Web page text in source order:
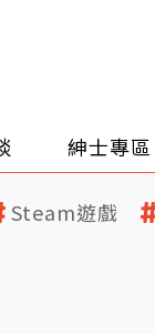
紳士專區
Steam遊戲